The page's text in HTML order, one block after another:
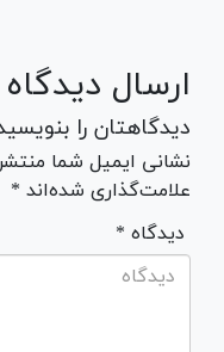
ارسال دیدگاه
دیدگاهتان را
نشانی ایمیل شما
علامت‌گذاری شده‌اند *
* دیدگاه